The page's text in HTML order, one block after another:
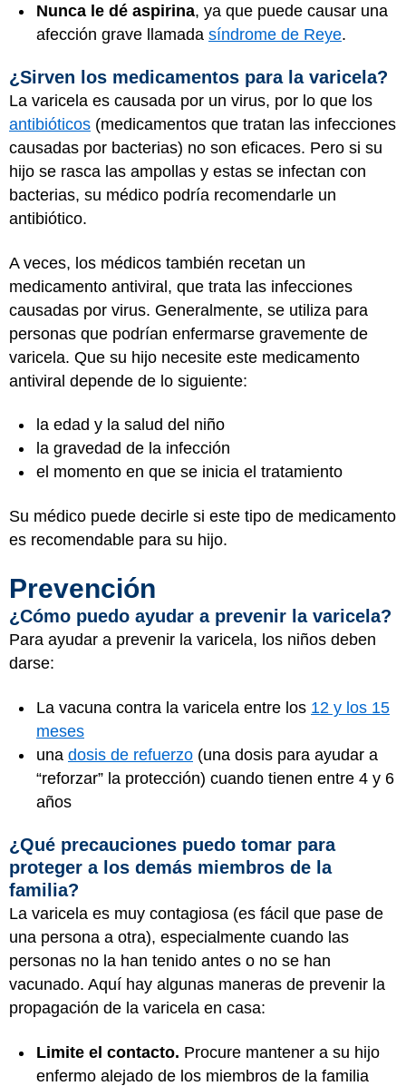
Nunca le dé aspirina, ya que puede causar una
afección grave llamada síndrome de Reye.
¿Sirven los medicamentos para la varicela?
La varicela es causada por un virus, por lo que los
antibióticos (medicamentos que tratan las infecciones
causadas por bacterias) no son eficaces. Pero si su
hijo se rasca las ampollas y estas se infectan con
bacterias, su médico podría recomendarle un
antibiótico.
A veces, los médicos también recetan un
medicamento antiviral, que trata las infecciones
causadas por virus. Generalmente, se utiliza para
personas que podrían enfermarse gravemente de
varicela. Que su hijo necesite este medicamento
antiviral depende de lo siguiente:
la edad y la salud del niño
la gravedad de la infección
el momento en que se inicia el tratamiento
Su médico puede decirle si este tipo de medicamento
es recomendable para su hijo.
Prevención
¿Cómo puedo ayudar a prevenir la varicela?
Para ayudar a prevenir la varicela, los niños deben
darse:
La vacuna contra la varicela entre los 12 y los 15
meses
una dosis de refuerzo (una dosis para ayudar a
“reforzar” la protección) cuando tienen entre 4 y 6
años
¿Qué precauciones puedo tomar para
proteger a los demás miembros de la
familia?
La varicela es muy contagiosa (es fácil que pase de
una persona a otra), especialmente cuando las
personas no la han tenido antes o no se han
vacunado. Aquí hay algunas maneras de prevenir la
propagación de la varicela en casa:
Limite el contacto. Procure mantener a su hijo
enfermo alejado de los miembros de la familia